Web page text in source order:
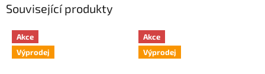
Související produkty
Akce
Výprodej
Akce
Výprodej